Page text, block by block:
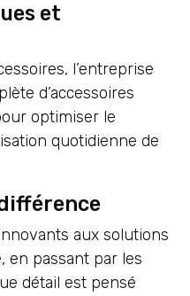
et
l’entreprise
d’accessoires
optimiser le
quotidienne de
aux solutions
en passant par les
détail est pensé